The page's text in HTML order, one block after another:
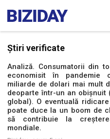
Știri verificate
Analiză. Consumatorii din
economisit în pandemie
miliarde de dolari mai mult
deoparte într-un an obișnuit
global). O eventuală
poate duce la un boom de
să contribuie la
mondiale.